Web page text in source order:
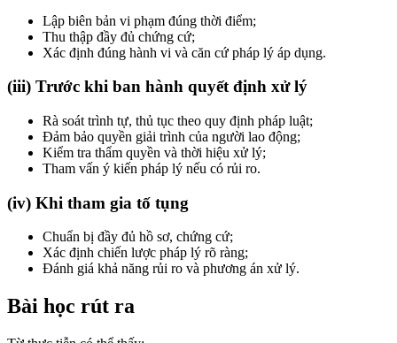
Lập biên bản vi phạm đúng thời điểm;
Thu thập đầy đủ chứng cứ;
Xác định đúng hành vi và căn cứ pháp lý áp dụng.
(iii) Trước khi ban hành quyết định xử lý
Rà soát trình tự, thủ tục theo quy định pháp luật;
Đảm bảo quyền giải trình của người lao động;
Kiểm tra thẩm quyền và thời hiệu xử lý;
Tham vấn ý kiến pháp lý nếu có rủi ro.
(iv) Khi tham gia tố tụng
Chuẩn bị đầy đủ hồ sơ, chứng cứ;
Xác định chiến lược pháp lý rõ ràng;
Đánh giá khả năng rủi ro và phương án xử lý.
Bài học rút ra